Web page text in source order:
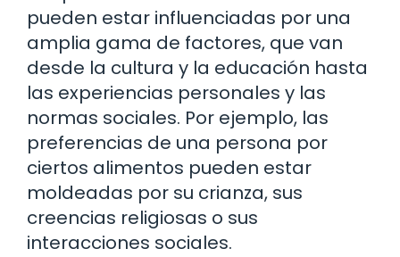
pueden estar influenciadas por una
amplia gama de factores, que van
desde la cultura y la educación hasta
las experiencias personales y las
normas sociales. Por ejemplo, las
preferencias de una persona por
ciertos alimentos pueden estar
moldeadas por su crianza, sus
creencias religiosas o sus
interacciones sociales.